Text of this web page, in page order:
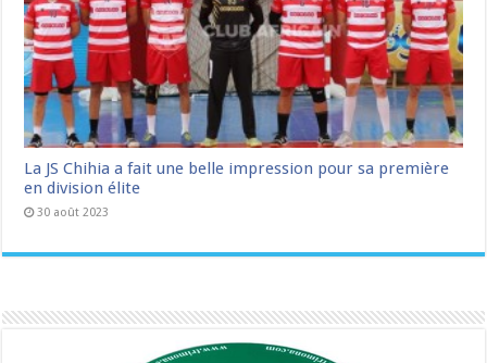
La JS Chihia a fait une belle impression pour sa première
en division élite
30 août 2023